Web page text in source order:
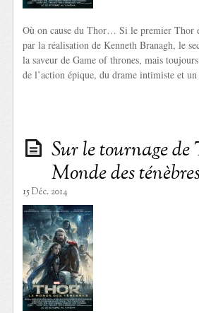
Où on cause du Thor… Si le premier Thor
par la réalisation de Kenneth Branagh, le
la saveur de Game of thrones, mais
de l’action épique, du drame intimiste et un
Sur le tournage
Monde des
15 Déc. 2014